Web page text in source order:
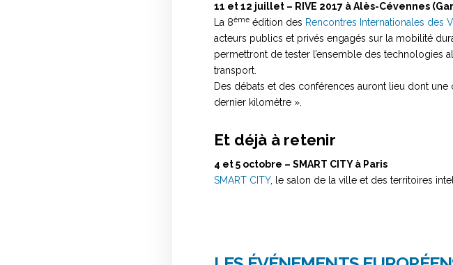
11 et 12 juillet – RIVE 2017 à Alès-Cévennes
La 8ème édition des Rencontres Internationales des
acteurs publics et privés engagés sur la mobilité
permettront de tester l’ensemble des technologies
transport.
Des débats et des conférences auront lieu dont
dernier kilomètre ».
Et déjà à retenir
4 et 5 octobre – SMART CITY à Paris
SMART CITY, le salon de la ville et des territoires